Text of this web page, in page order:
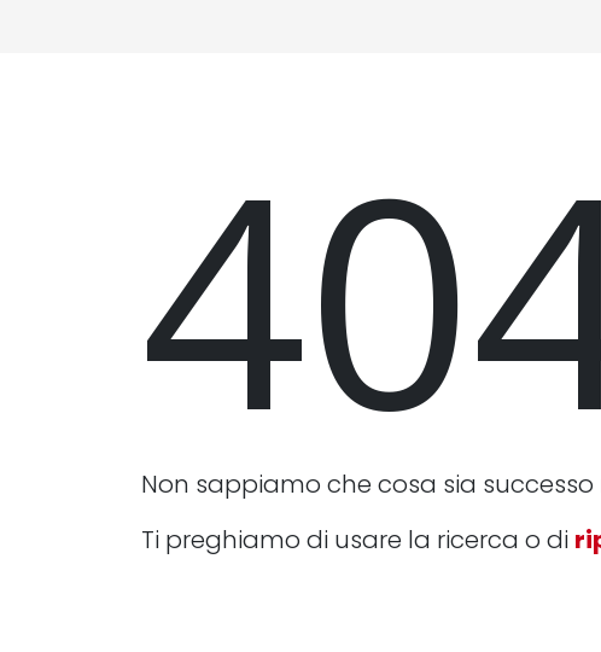
Non sappiamo che cosa sia
Ti preghiamo di usare la ricerca o di